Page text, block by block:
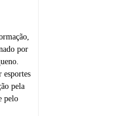
por
esportes
pela
pelo